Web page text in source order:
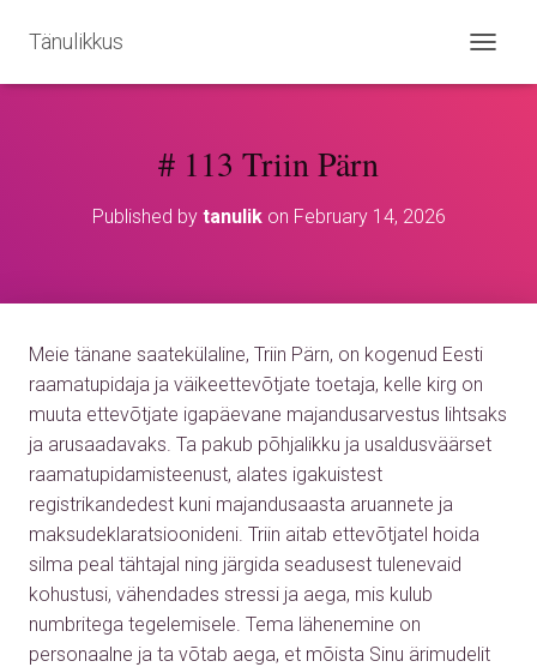
Tänulikkus
O
# 113 Triin Pärn
Published by tanulikon February 14, 2026
Meie tänane saatekülaline, Triin Pärn, on kogenud Eesti
raamatupidaja ja väikeettevõtjate toetaja, kelle kirg on
muuta ettevõtjate igapäevane majandusarvestus lihtsaks
ja arusaadavaks. Ta pakub põhjalikku ja usaldusväärset
raamatupidamisteenust, alates igakuistest
registrikandedest kuni majandusaasta aruannete ja
maksudeklaratsioonideni. Triin aitab ettevõtjatel hoida
silma peal tähtajal ning järgida seadusest tulenevaid
kohustusi, vähendades stressi ja aega, mis kulub
numbritega tegelemisele. Tema lähenemine on
personaalne ja ta võtab aega, et mõista Sinu ärimudelit